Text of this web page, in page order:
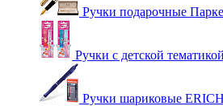
Ручки подарочные
Ручки с детской тематикой
Ручки шариковые